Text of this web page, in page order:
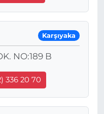
Karşıyaka
NO:189 B
336 20 70